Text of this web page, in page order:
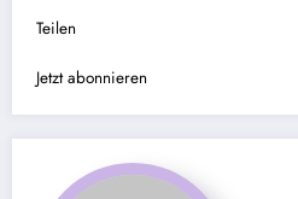
Teilen
Jetzt abonnieren